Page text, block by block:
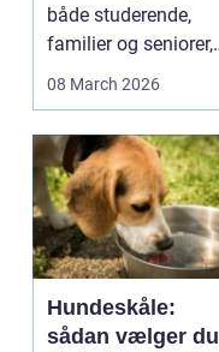
både studerende,
familier og seniorer,
fordi b...
08 March 2026
Hundeskåle:
sådan vælger du